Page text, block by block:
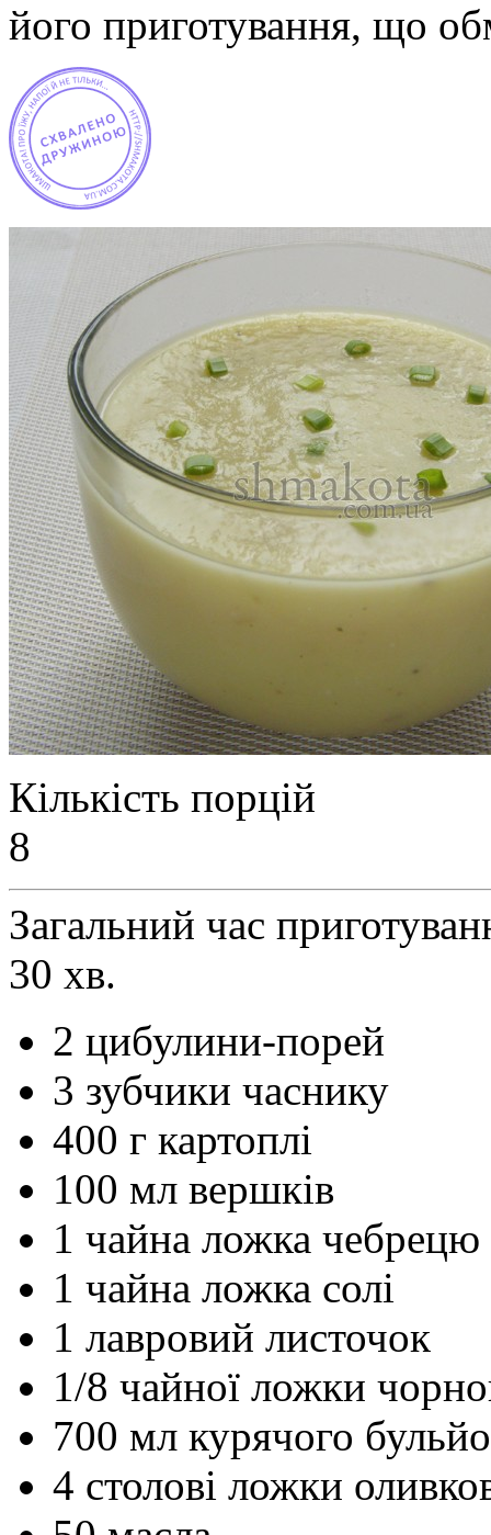
його приготування, що
Кількість порцій
8
Загальний час
30 хв.
2 цибулини-порей
3 зубчики часнику
400 г картоплі
100 мл вершків
1 чайна ложка чебрецю
1 чайна ложка солі
1 лавровий листочок
1/8 чайної ложки
700 мл курячого
4 столові ложки